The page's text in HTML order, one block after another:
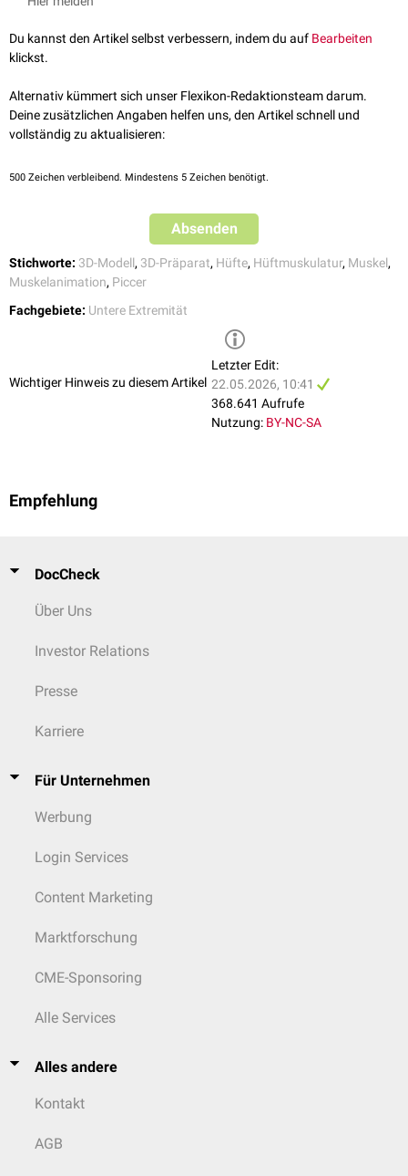
BeimEinbeinstandverhindern sie das Abkippen desBeckensauf die
Seite des angehobenen Beins. Aus diesem Grund sind sie unerlässlich für
das Gehen. Eine beidseitigeLähmung
genutzt.
Trendelenburg-Zeichen
Du kannst den Artikel selbst verbessern, indem du auf Bearbeiten
klickst.
Alternativ kümmert sich unser Flexikon-Redaktionsteam darum.
Deine zusätzlichen Angaben helfen uns, den Artikel schnell und
vollständig zu aktualisieren:
500 Zeichen verbleibend. Mindestens 5 Zeichen benötigt.
Absenden
Stichworte: 3D-Modell, 3D-Präparat, Hüfte, Hüftmuskulatur, Muskel,
Muskelanimation, Piccer
Fachgebiete: Untere Extremität
Wichtiger Hinweis zu diesem Artikel
Letzter Edit:
22.05.2026, 10:41
368.641 Aufrufe
Nutzung: BY-NC-SA
Empfehlung
DocCheck
Über Uns
Investor Relations
Presse
Karriere
Für Unternehmen
Werbung
Login Services
Content Marketing
Marktforschung
CME-Sponsoring
Alle Services
Alles andere
Kontakt
AGB